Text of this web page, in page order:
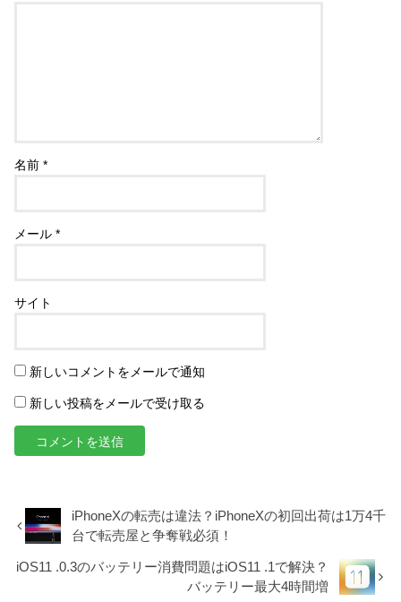
名前*
メール*
サイト
新しいコメントをメールで通知
新しい投稿をメールで受け取る
iPhoneXの転売は違法？iPhoneXの初回出荷は1万4千
台で転売屋と争奪戦必須！
iOS11 .0.3のバッテリー消費問題はiOS11 .1で解決？
バッテリー最大4時間増